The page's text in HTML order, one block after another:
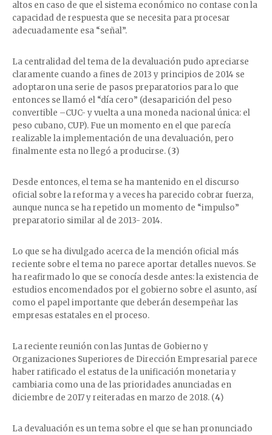
altos en caso de que el sistema económico no contase con la
capacidad de respuesta que se necesita para procesar
adecuadamente esa “señal”.
La centralidad del tema de la devaluación pudo apreciarse
claramente cuando a fines de 2013 y principios de 2014 se
adoptaron una serie de pasos preparatorios para lo que
entonces se llamó el “día cero” (desaparición del peso
convertible –CUC- y vuelta a una moneda nacional única: el
peso cubano, CUP). Fue un momento en el que parecía
realizable la implementación de una devaluación, pero
finalmente esta no llegó a producirse. (3)
Desde entonces, el tema se ha mantenido en el discurso
oficial sobre la reforma y a veces ha parecido cobrar fuerza,
aunque nunca se ha repetido un momento de “impulso”
preparatorio similar al de 2013- 2014.
Lo que se ha divulgado acerca de la mención oficial más
reciente sobre el tema no parece aportar detalles nuevos. Se
ha reafirmado lo que se conocía desde antes: la existencia de
estudios encomendados por el gobierno sobre el asunto, así
como el papel importante que deberán desempeñar las
empresas estatales en el proceso.
La reciente reunión con las Juntas de Gobierno y
Organizaciones Superiores de Dirección Empresarial parece
haber ratificado el estatus de la unificación monetaria y
cambiaria como una de las prioridades anunciadas en
diciembre de 2017 y reiteradas en marzo de 2018. (4)
La devaluación es un tema sobre el que se han pronunciado